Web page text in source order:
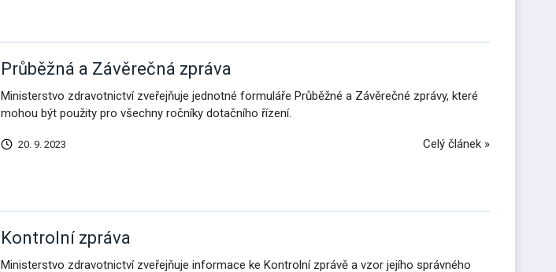
Průběžná a Závěrečná zpráva
Ministerstvo zdravotnictví zveřejňuje jednotné formuláře Průběžné a Závěrečné zprávy, které
mohou být použity pro všechny ročníky dotačního řízení.
20. 9. 2023 Celý článek »
Kontrolní zpráva
Ministerstvo zdravotnictví zveřejňuje informace ke Kontrolní zprávě a vzor jejího správného